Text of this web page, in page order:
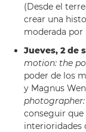
(Desde el
crear una
moderada por
Jueves, 2 de
motion: the
poder de los
y Magnus
conseguir
interioridades